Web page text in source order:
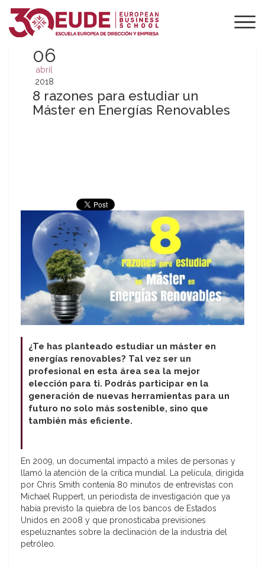
06
abril
2018
8 razones para estudiar un
Máster en Energías Renovables
¿Te has planteado estudiar un máster en
energías renovables? Tal vez ser un
profesional en esta área sea la mejor
elección para ti. Podrás participar en la
generación de nuevas herramientas para un
futuro no solo más sostenible, sino que
también más eficiente.
En 2009, un documental impactó a miles de personas y
llamó la atención de la crítica mundial. La película, dirigida
por Chris Smith contenía 80 minutos de entrevistas con
Michael Ruppert, un periodista de investigación que ya
había previsto la quiebra de los bancos de Estados
Unidos en 2008 y que pronosticaba previsiones
espeluznantes sobre la declinación de la industria del
petróleo.